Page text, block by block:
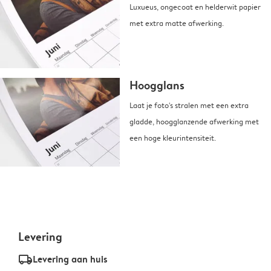
Luxueus, ongecoat en helderwit papier
met extra matte afwerking.
Hoogglans
Laat je foto's stralen met een extra
gladde, hoogglanzende afwerking met
een hoge kleurintensiteit.
Levering
delivery_standard_v2Levering aan huis